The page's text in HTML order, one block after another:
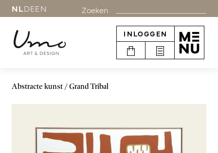
NLDEEN Zoeken
INLOGGEN
Abstracte kunst Grand Tribal